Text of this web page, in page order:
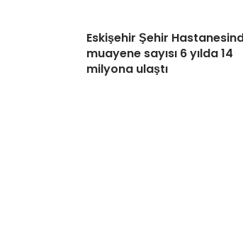
Eskişehir Şehir
muayene sayısı 6 yılda 14
milyona ulaştı